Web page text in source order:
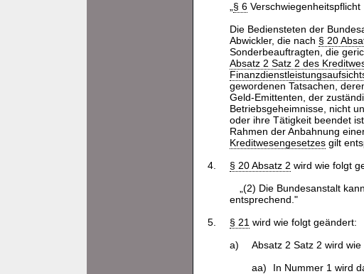
§ 6Verschwiegenheitspflicht
Die Bediensteten der
Abwickler, die nach § 20
Sonderbeauftragten, die
Absatz 2 Satz 2 des
gewordenen Tatsachen,
Geld-Emittenten, der
Betriebsgeheimnisse, nicht
oder ihre Tätigkeit beendet
Rahmen der Anbahnung
Kreditwesengesetzesgilt
4.
§ 20 Absatz 2 wird wie folgt
„(2) Die Bundesanstalt
entsprechend."
5.
§ 21 wird wie folgt geändert:
a)
Absatz 2 Satz 2 wird
aa)
In Nummer 1 wird